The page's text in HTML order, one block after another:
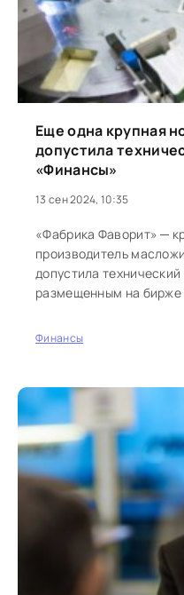
Еще одна крупная
допустила
«Финансы»
13 сен 2024, 10:35
«Фабрика Фаворит» ─
производитель
допустила
размещенным на
Финансы